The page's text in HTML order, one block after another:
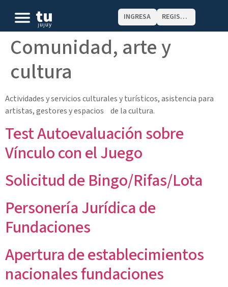
INGRESA REGISTRATE
Comunidad, arte y
cultura
Actividades y servicios culturales y turísticos, asistencia para
artistas, gestores y espacios de la cultura.
Test Autoevaluación sobre
Vínculo con el Juego
Solicitud de Bingo/Rifas/Lota
Personería Jurídica de
Fundaciones
Apertura de establecimientos
nacionales fundaciones